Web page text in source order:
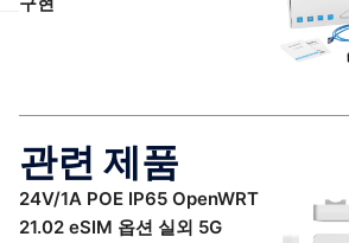
관련 제품
24V/1A POE IP65 OpenWRT
21.02 eSIM 옵션 실외 5G